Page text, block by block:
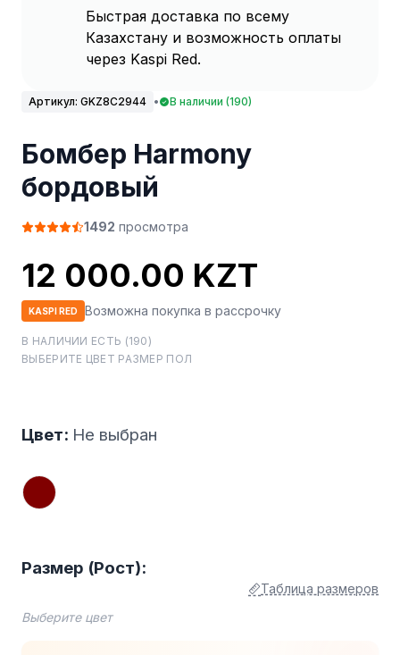
Быстрая доставка по всему
Казахстану и возможность оплаты
через Kaspi Red.
Артикул: GKZ8C2944 • В наличии (190)
Бомбер Harmony
бордовый
1492 просмотра
12 000.00 KZT
KASPI RED Возможна покупка в рассрочку
В НАЛИЧИИ ЕСТЬ (190)
ВЫБЕРИТЕ ЦВЕТ РАЗМЕР ПОЛ
Цвет: Не выбран
Размер (Рост):
Таблица размеров
Выберите цвет